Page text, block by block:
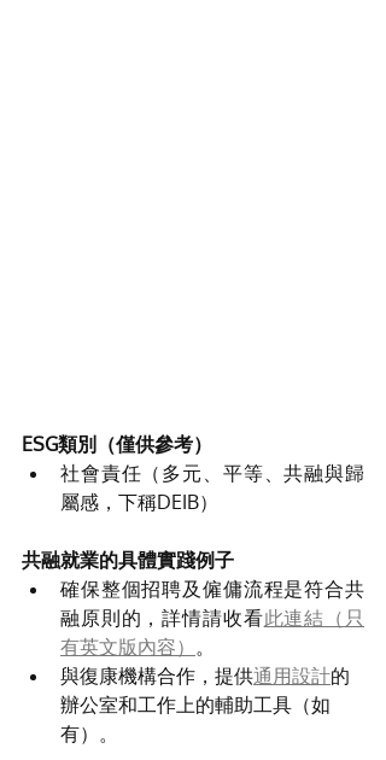
ESG類別（僅供參考）
社會責任（多元、平等、共融與歸
屬感，下稱DEIB）
共融就業的具體實踐例子
確保整個招聘及僱傭流程是符合共
融原則的，詳情請收看此連結（只
有英文版內容） 。
與復康機構合作，提供通用設計的
辦公室和工作上的輔助工具（如
有）。